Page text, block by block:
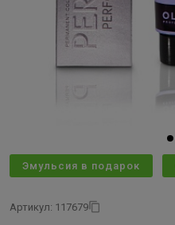
Эмульсия в подарок
Артикул: 117679